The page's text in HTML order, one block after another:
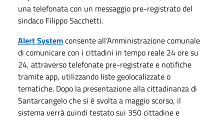
una telefonata con un messaggio pre-registrato del
sindaco Filippo Sacchetti.
Alert Systemconsente all’Amministrazione comunale
di comunicare con i cittadini in tempo reale 24 ore su
24, attraverso telefonate pre-registrate e notifiche
tramite app, utilizzando liste geolocalizzate o
tematiche. Dopo la presentazione alla cittadinanza di
Santarcangelo che si è svolta a maggio scorso, il
sistema verrà quindi testato sui 350 cittadine e